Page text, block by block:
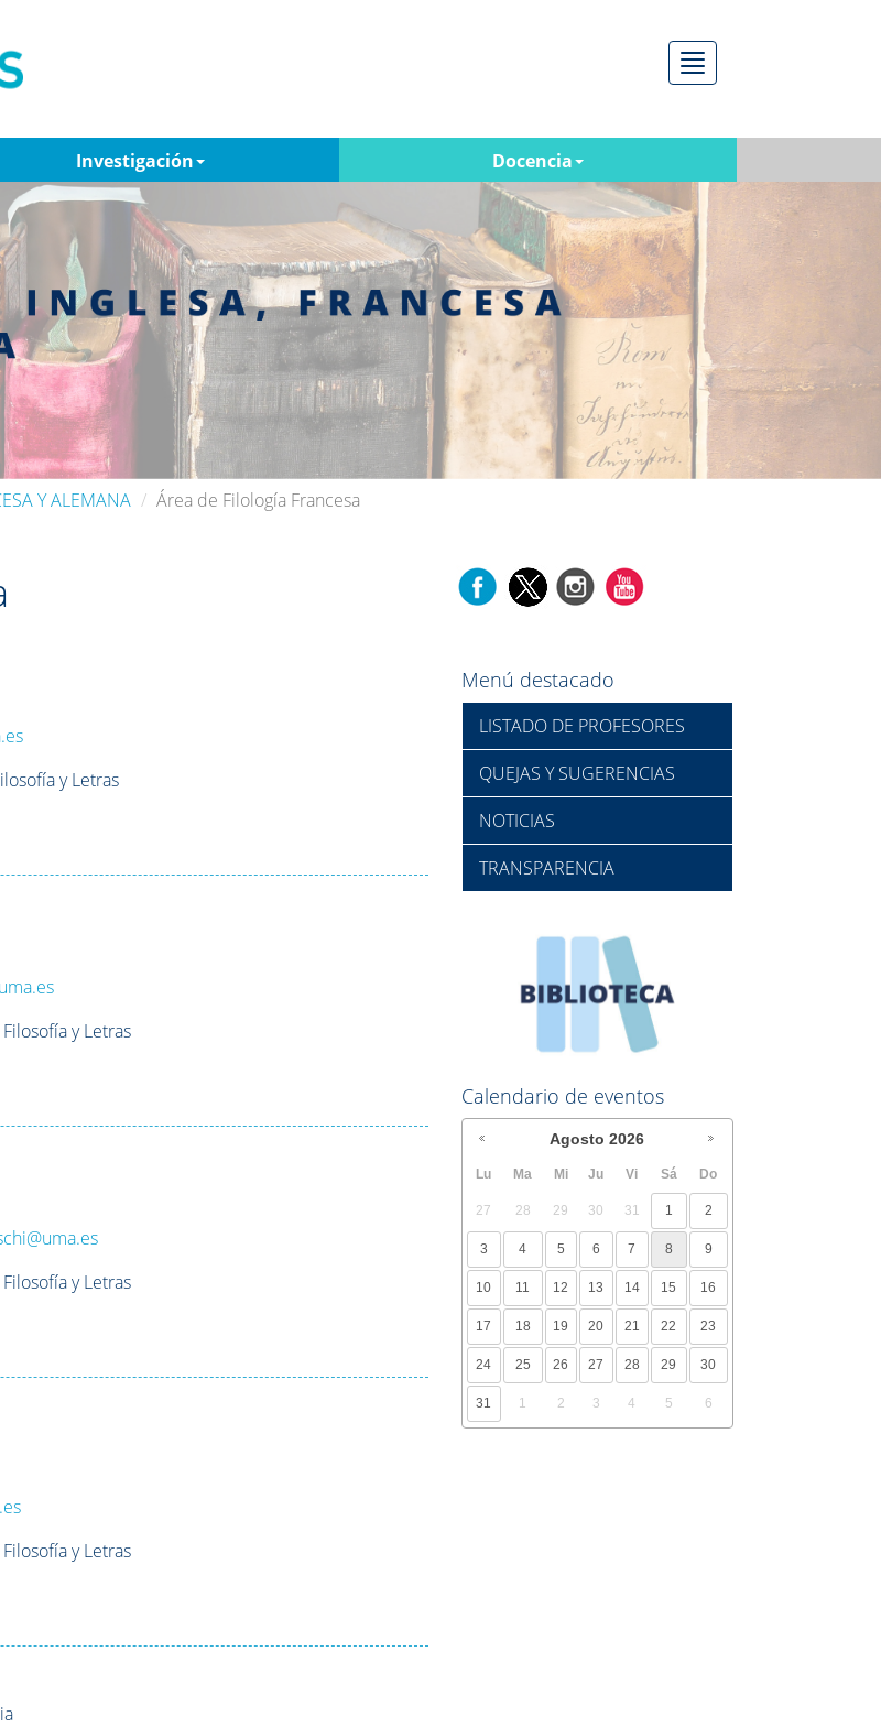
Menú
Investigación Docencia
Y ALEMANA Área de Filología Francesa
y Letras
y Letras
y Letras
y Letras
Menú destacado
LISTADO DE PROFESORES
QUEJAS Y SUGERENCIAS
NOTICIAS
TRANSPARENCIA
Calendario de eventos
Agosto 2026
Lu Ma Mi Ju Vi Sá Do
27 28 29 30 31 1 2
3 4 5 6 7 8 9
10 11 12 13 14 15 16
17 18 19 20 21 22 23
24 25 26 27 28 29 30
31 1 2 3 4 5 6